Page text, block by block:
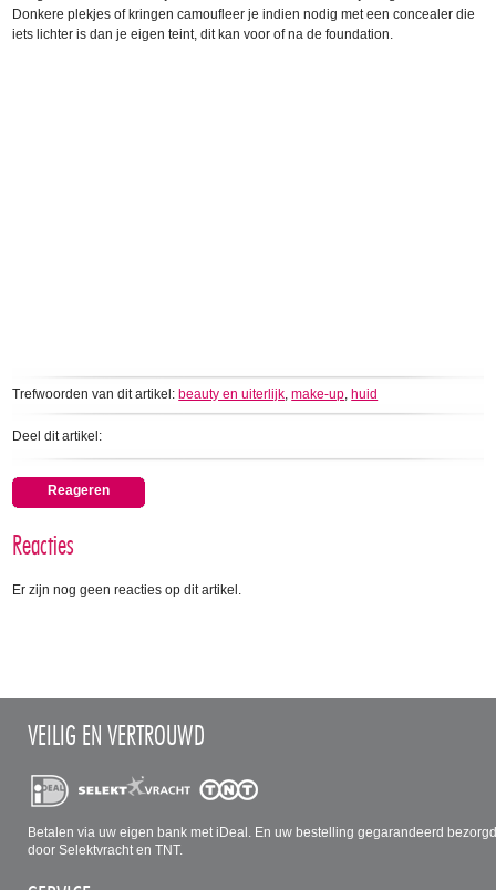
Donkere plekjes of kringen camoufleer je indien nodig met een concealer die
iets lichter is dan je eigen teint, dit kan voor of na de foundation.
Trefwoorden van dit artikel: beauty en uiterlijk,make-up, huid
Deel dit artikel:
Reageren
Reacties
Er zijn nog geen reacties op dit artikel.
VEILIG EN VERTROUWD
Betalen via uw eigen bank met iDeal. En uw bestelling gegarandeerd
door Selektvracht en TNT.